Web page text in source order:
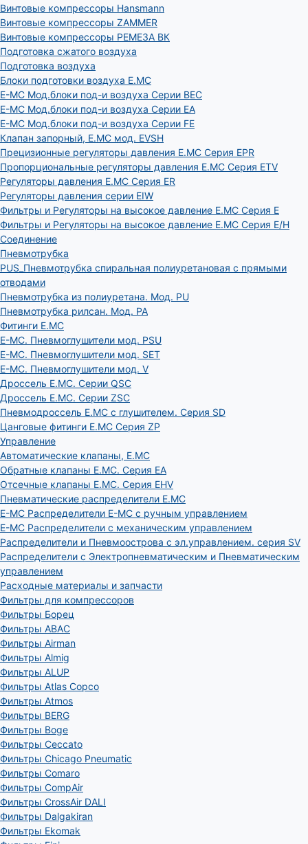
Винтовые компрессоры Hansmann
Винтовые компрессоры ZAMMER
Винтовые компрессоры РЕМЕЗА ВК
Подготовка сжатого воздуха
Подготовка воздуха
Блоки подготовки воздуха E.MC
E-MC Мод.блоки под-и воздуха Серии BEC
E-MC Мод.блоки под-и воздуха Серии EA
E-MC Мод.блоки под-и воздуха Серии FE
Клапан запорный, E.MC мод. EVSH
Прецизионные регуляторы давления E.MC Серия EPR
Пропорциональные регуляторы давления E.MC Серия ETV
Регуляторы давления E.MC Серия ER
Регуляторы давления серии EIW
Фильтры и Регуляторы на высокое давление E.MC Серия E
Фильтры и Регуляторы на высокое давление E.MC Серия E/H
Соединение
Пневмотрубка
PUS_Пневмотрубка спиральная полиуретановая с прямыми
отводами
Пневмотрубка из полиуретана. Мод. РU
Пневмотрубка рилсан. Мод. PA
Фитинги E.MC
E-MC. Пневмоглушители мод. PSU
E-MC. Пневмоглушители мод. SET
E-MC. Пневмоглушители мод. V
Дроссель E.MC. Серии QSC
Дроссель E.MC. Серии ZSC
Пневмодроссель E.MC с глушителем. Серия SD
Цанговые фитинги E.MC Серия ZP
Управление
Автоматические клапаны, Е.МС
Обратные клапаны E.MC. Серия EA
Отсечные клапаны E.MC. Серия EHV
Пневматические распределители E.MC
E-MC Распределители E-MC с ручным управлением
E-MC Распределители с механическим управлением
Распределители и Пневмоострова с эл.управлением. серия SV
Распределители с Электропневматическим и Пневматическим
управлением
Расходные материалы и запчасти
Фильтры для компрессоров
Фильтры Борец
Фильтры ABAC
Фильтры Airman
Фильтры Almig
Фильтры ALUP
Фильтры Atlas Copco
Фильтры Atmos
Фильтры BERG
Фильтры Boge
Фильтры Ceccato
Фильтры Chicago Pneumatic
Фильтры Comaro
Фильтры CompAir
Фильтры CrossAir DALI
Фильтры Dalgakiran
Фильтры Ekomak